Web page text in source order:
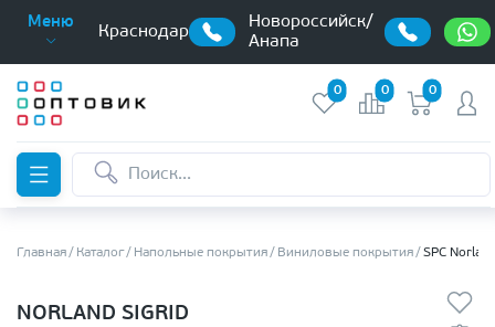
Меню
Краснодар
Новороссийск/
Анапа
0 0 0
Главная Каталог Напольные покрытия Виниловые покрытия SPC
NORLAND SIGRID